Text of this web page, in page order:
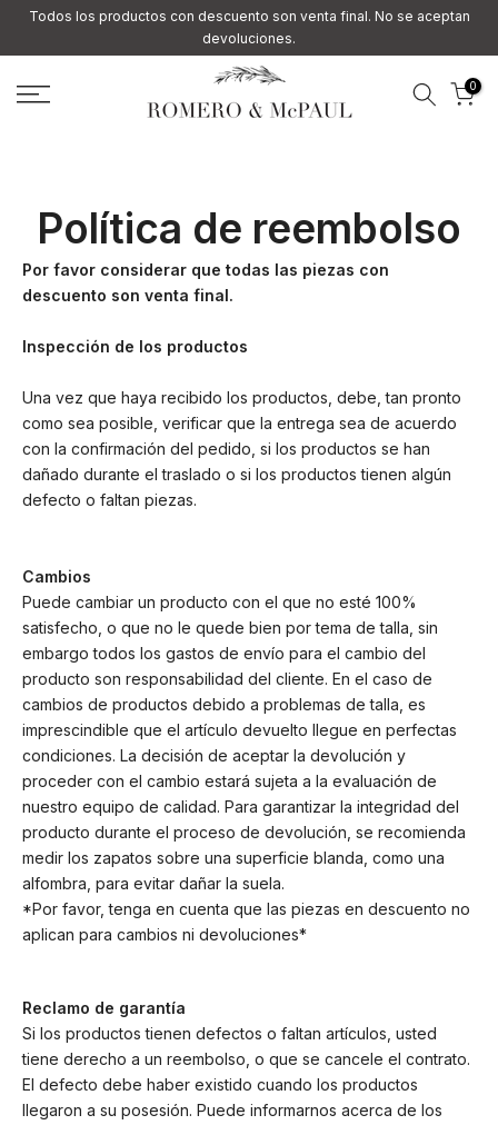
Todos los productos con descuento son venta final. No se aceptan
devoluciones.
0
Política de reembolso
Por favor considerar que todas las piezas con
descuento son venta final.
Inspección de los productos
Una vez que haya recibido los productos, debe, tan pronto
como sea posible, verificar que la entrega sea de acuerdo
con la confirmación del pedido, si los productos se han
dañado durante el traslado o si los productos tienen algún
defecto o faltan piezas.
Cambios
Puede cambiar un producto con el que no esté 100%
satisfecho, o que no le quede bien por tema de talla, sin
embargo todos los gastos de envío para el cambio del
producto son responsabilidad del cliente. En el caso de
cambios de productos debido a problemas de talla, es
imprescindible que el artículo devuelto llegue en perfectas
condiciones. La decisión de aceptar la devolución y
proceder con el cambio estará sujeta a la evaluación de
nuestro equipo de calidad. Para garantizar la integridad del
producto durante el proceso de devolución, se recomienda
medir los zapatos sobre una superficie blanda, como una
alfombra, para evitar dañar la suela.
*Por favor, tenga en cuenta que las piezas en descuento no
aplican para cambios ni devoluciones*
Reclamo de garantía
Si los productos tienen defectos o faltan artículos, usted
tiene derecho a un reembolso, o que se cancele el contrato.
El defecto debe haber existido cuando los productos
llegaron a su posesión. Puede informarnos acerca de los